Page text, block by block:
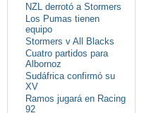
NZL derrotó a Stormers
Los Pumas tienen
equipo
Stormers v All Blacks
Cuatro partidos para
Albornoz
Sudáfrica confirmó su
XV
Ramos jugará en Racing
92